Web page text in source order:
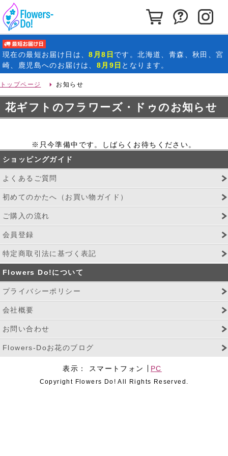
カートを見る
お問い合
現在の最短お届け日 は、8月8日 です。北海道、青森、秋田、宮
崎、鹿児島へのお届けは、 8月9日 となります。
トップページ お知らせ
花ギフトのフラワーズ・ドゥのお知らせ
※只今準備中です。しばらくお待ちください。
ショッピングガイド
よくあるご質問
初めてのかたへ（お買い物ガイド）
ご購入の流れ
会員登録
特定商取引法に基づく表記
Flowers Do!について
プライバシーポリシー
会社概要
お問い合わせ
Flowers-Doお花のブログ
表示： スマートフォン PC
Copyright Flowers Do! All Rights Reserved.